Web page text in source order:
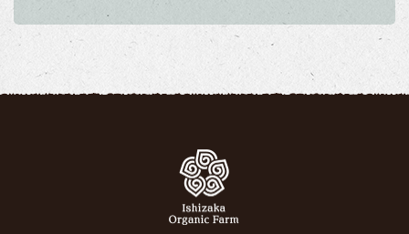
※1 国連砂漠化対処条約
02
この地の風土で育て、何世代にもわたり自家
1区画（15㎡）
講習会参加料、水道料、水や
り、種苗・種料、有機肥料、資
材、農機具レンタル等
で知らないことばかり。野菜づくりを始めたいけど何
から手をつけていいか分からない…そんな時はぜひご
年間で約15～20種類。1年を通じて収穫ができま
春夏：トマト・ナス・ピーマン・ジャガイモ、き